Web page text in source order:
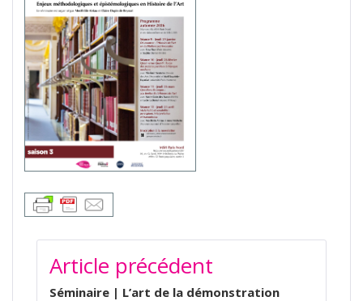
NAVIGATION
DE
L’ARTICLE
Article précédent
Séminaire | L’art de la démonstration